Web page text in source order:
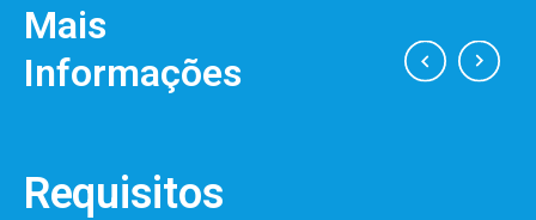
Mais
Informações
Requisitos